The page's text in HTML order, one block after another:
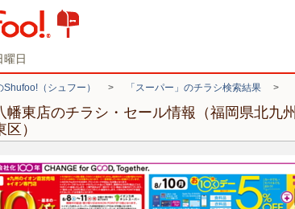
曜日
（シュフー） > 「スーパー」のチラシ検索結果 >
幡東店のチラシ・セール情報（福岡県北九州
）